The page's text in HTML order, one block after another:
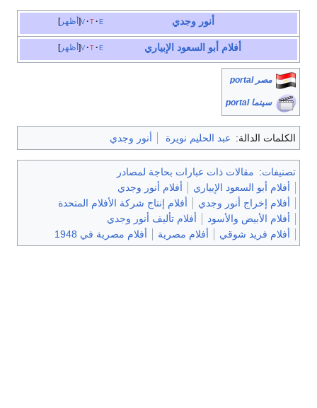
أظهر v t e أنور وجدي
أظهر v t e أفلام أبو السعود الإبياري
مصر portal
سينما portal
الكلمات الدالة: عبد الحليم نويرة أنور وجدي
تصنيفات: مقالات ذات عبارات بحاجة لمصادر
أفلام أبو السعود الإبياري
أفلام أنور وجدي
أفلام إخراج أنور وجدي
أفلام إنتاج شركة الأفلام المتحدة
أفلام الأبيض والأسود
أفلام تأليف أنور وجدي
أفلام فريد شوقي
أفلام مصرية أفلام مصرية في 1948